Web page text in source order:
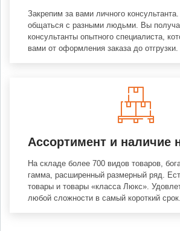
Закрепим за вами личного
общаться с разными людьми. Вы
консультанты опытного специалиста,
вами от оформления заказа до отгрузки.
Ассортимент и наличие
На складе более 700 видов товаров,
гамма, расширенный размерный ряд.
товары и товары «класса Люкс».
любой сложности в самый короткий срок.